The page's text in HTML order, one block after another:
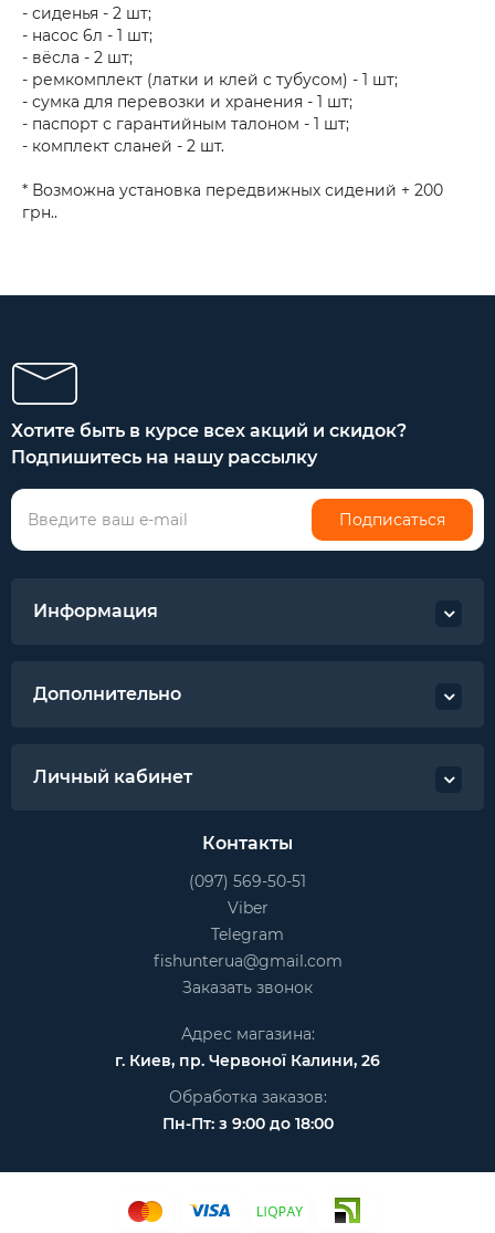
- сиденья - 2 шт;
- насос 6л - 1 шт;
- вёсла - 2 шт;
- ремкомплект (латки и клей с тубусом) - 1 шт;
- сумка для перевозки и хранения - 1 шт;
- паспорт с гарантийным талоном - 1 шт;
- комплект сланей - 2 шт.
* Возможна установка передвижных сидений + 200
грн..
Хотите быть в курсе всех акций и скидок?
Подпишитесь на нашу рассылку
Подписаться
Информация
Дополнительно
Личный кабинет
Контакты
(097) 569-50-51
Viber
Telegram
fishunterua@gmail.com
Заказать звонок
Адрес магазина:
г. Киев, пр. Червоної Калини, 26
Обработка заказов:
Пн-Пт: з 9:00 до 18:00